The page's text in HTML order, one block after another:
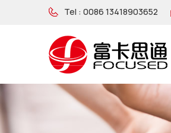
Tel : 0086 13418903652